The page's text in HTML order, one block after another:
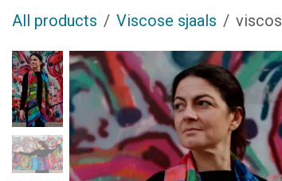
All products Viscose sjaals